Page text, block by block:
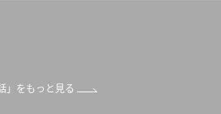
」をもっと見る